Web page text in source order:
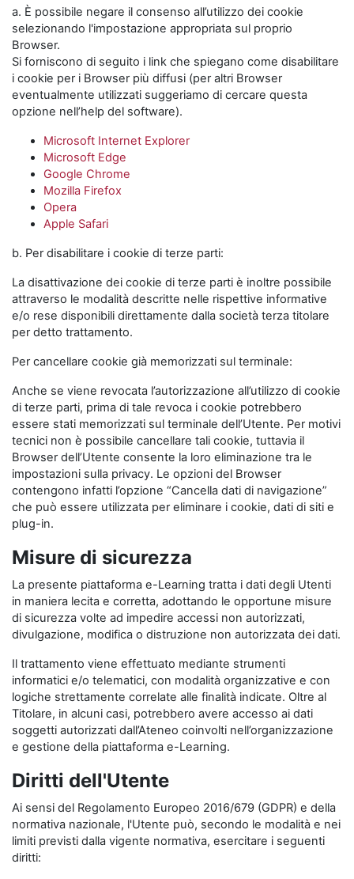
a. È possibile negare il consenso all’utilizzo dei cookie
selezionando l'impostazione appropriata sul proprio
Browser.
Si forniscono di seguito i link che spiegano come disabilitare
i cookie per i Browser più diffusi (per altri Browser
eventualmente utilizzati suggeriamo di cercare questa
opzione nell’help del software).
Microsoft Internet Explorer
Microsoft Edge
Google Chrome
Mozilla Firefox
Opera
Apple Safari
b. Per disabilitare i cookie di terze parti:
La disattivazione dei cookie di terze parti è inoltre possibile
attraverso le modalità descritte nelle rispettive informative
e/o rese disponibili direttamente dalla società terza titolare
per detto trattamento.
Per cancellare cookie già memorizzati sul terminale:
Anche se viene revocata l’autorizzazione all’utilizzo di cookie
di terze parti, prima di tale revoca i cookie potrebbero
essere stati memorizzati sul terminale dell’Utente. Per motivi
tecnici non è possibile cancellare tali cookie, tuttavia il
Browser dell’Utente consente la loro eliminazione tra le
impostazioni sulla privacy. Le opzioni del Browser
contengono infatti l’opzione “Cancella dati di navigazione”
che può essere utilizzata per eliminare i cookie, dati di siti e
plug-in.
Misure di sicurezza
La presente piattaforma e-Learning tratta i dati degli Utenti
in maniera lecita e corretta, adottando le opportune misure
di sicurezza volte ad impedire accessi non autorizzati,
divulgazione, modifica o distruzione non autorizzata dei dati.
Il trattamento viene effettuato mediante strumenti
informatici e/o telematici, con modalità organizzative e con
logiche strettamente correlate alle finalità indicate. Oltre al
Titolare, in alcuni casi, potrebbero avere accesso ai dati
soggetti autorizzati dall’Ateneo coinvolti nell’organizzazione
e gestione della piattaforma e-Learning.
Diritti dell'Utente
Ai sensi del Regolamento Europeo 2016/679 (GDPR) e della
normativa nazionale, l'Utente può, secondo le modalità e nei
limiti previsti dalla vigente normativa, esercitare i seguenti
diritti: